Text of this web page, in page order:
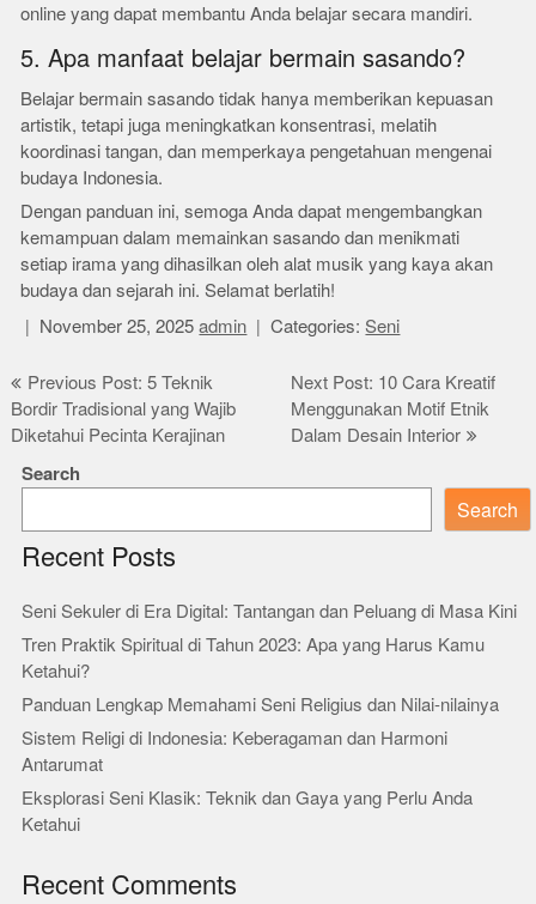
online yang dapat membantu Anda belajar secara mandiri.
5. Apa manfaat belajar bermain sasando?
Belajar bermain sasando tidak hanya memberikan kepuasan
artistik, tetapi juga meningkatkan konsentrasi, melatih
koordinasi tangan, dan memperkaya pengetahuan mengenai
budaya Indonesia.
Dengan panduan ini, semoga Anda dapat mengembangkan
kemampuan dalam memainkan sasando dan menikmati
setiap irama yang dihasilkan oleh alat musik yang kaya akan
budaya dan sejarah ini. Selamat berlatih!
November 25, 2025 admin Categories:Seni
Post
navigation
Previous Post: 5 Teknik
Bordir Tradisional yang Wajib
Diketahui Pecinta Kerajinan
Next Post: 10 Cara Kreatif
Menggunakan Motif Etnik
Dalam Desain Interior
Search
Search
Recent Posts
Seni Sekuler di Era Digital: Tantangan dan Peluang di Masa Kini
Tren Praktik Spiritual di Tahun 2023: Apa yang Harus Kamu
Ketahui?
Panduan Lengkap Memahami Seni Religius dan Nilai-nilainya
Sistem Religi di Indonesia: Keberagaman dan Harmoni
Antarumat
Eksplorasi Seni Klasik: Teknik dan Gaya yang Perlu Anda
Ketahui
Recent Comments